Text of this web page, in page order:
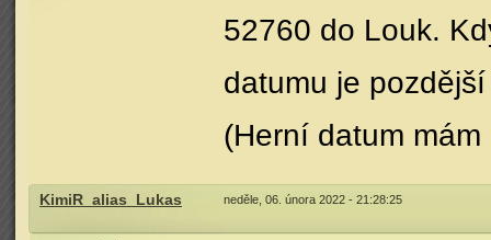
52760 do Louk.
datumu je
(Herní datum
KimiR_alias_Lukas neděle, 06. února 2022 - 21:28:25